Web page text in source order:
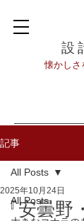
設
懐かしさ
記事
All Posts
All Posts
『安曇
2025年10月24日